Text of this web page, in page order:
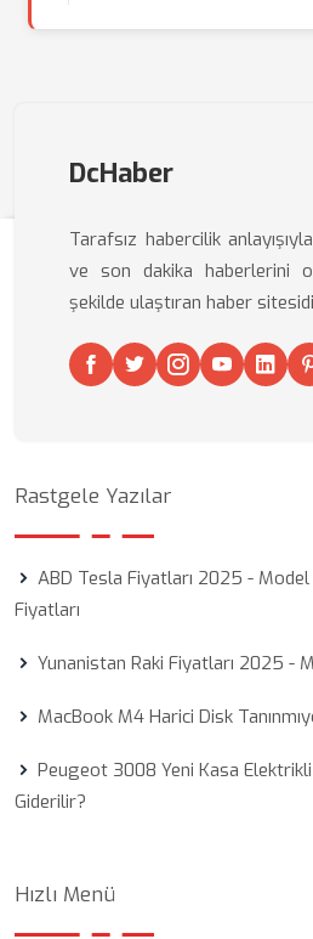
DcHaber
Tarafsız habercilik
ve son dakika haberlerini
şekilde ulaştıran haber
Rastgele Yazılar
ABD Tesla Fiyatları 2025 -
Fiyatları
Yunanistan Raki Fiyatları 2025 -
MacBook M4 Harici Disk
Peugeot 3008 Yeni Kasa Elektrikli
Giderilir?
Hızlı Menü